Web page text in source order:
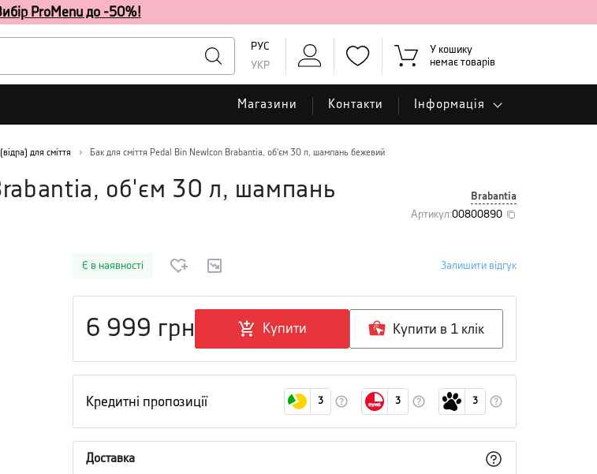
ProMenu до -50%!
РУС
УКР
У кошику
немає товарів
Магазини Контакти Інформація
для сміття Бак для сміття Pedal Bin NewIcon Brabantia, об'єм 30 л, шампань бежевий
об'єм 30 л, шампань
Brabantia
Артикул:00800890
Є в наявності Залишити відгук
6 999 грн Купити Купити в 1 клiк
Кредитні пропозиції 3 3 3
Доставка